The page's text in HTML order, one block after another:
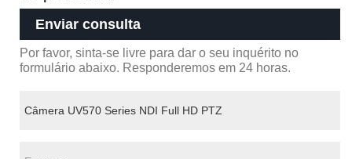
Enviar consulta
Por favor, sinta-se livre para dar o seu inquérito no
formulário abaixo. Responderemos em 24 horas.